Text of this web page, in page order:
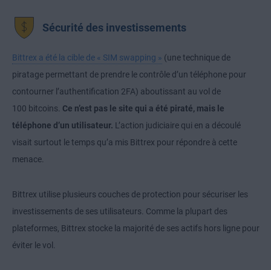
Sécurité des investissements
Bittrex a été la cible de « SIM swapping » (une technique de
piratage permettant de prendre le contrôle d’un téléphone pour
contourner l’authentification 2FA) aboutissant au vol de
100 bitcoins. Ce n’est pas le site qui a été piraté, mais le
téléphone d’un utilisateur. L’action judiciaire qui en a découlé
visait surtout le temps qu’a mis Bittrex pour répondre à cette
menace.
Bittrex utilise plusieurs couches de protection pour sécuriser les
investissements de ses utilisateurs. Comme la plupart des
plateformes, Bittrex stocke la majorité de ses actifs hors ligne pour
éviter le vol.